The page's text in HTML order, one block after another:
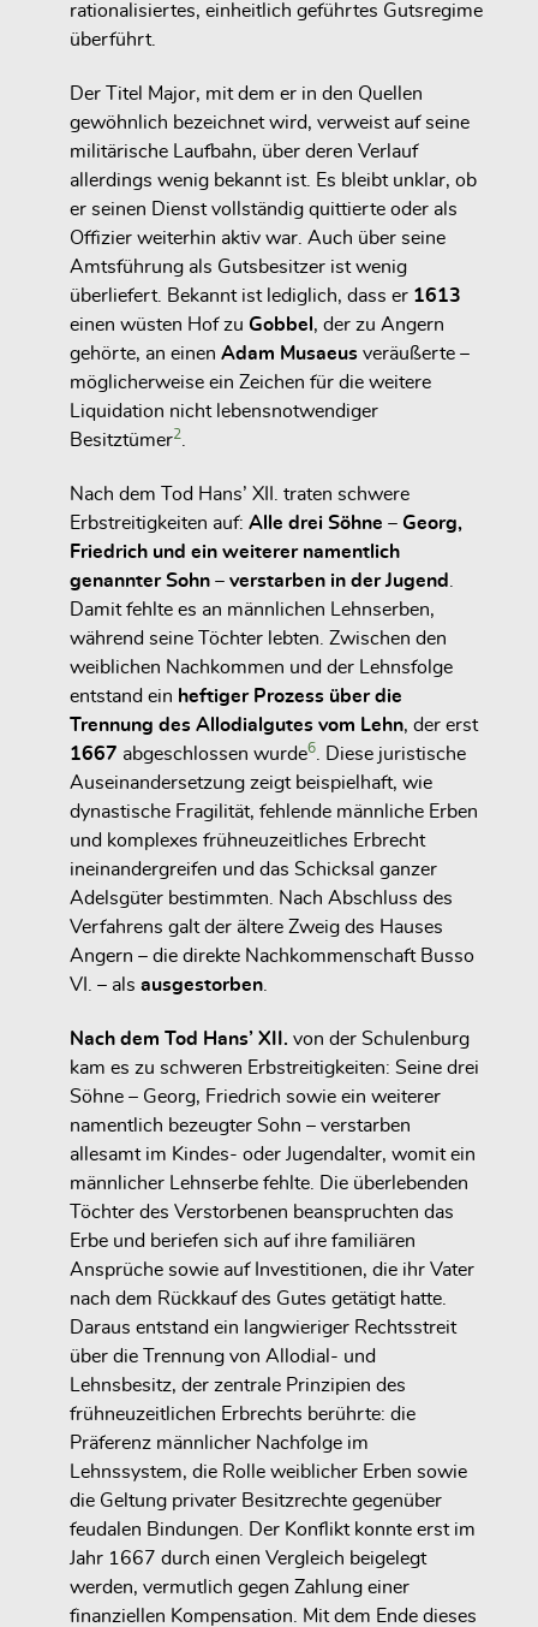
rationalisiertes, einheitlich geführtes Gutsregime
überführt.
Der Titel Major, mit dem er in den Quellen
gewöhnlich bezeichnet wird, verweist auf seine
militärische Laufbahn, über deren Verlauf
allerdings wenig bekannt ist. Es bleibt unklar, ob
er seinen Dienst vollständig quittierte oder als
Offizier weiterhin aktiv war. Auch über seine
Amtsführung als Gutsbesitzer ist wenig
überliefert. Bekannt ist lediglich, dass er 1613
einen wüsten Hof zu Gobbel , der zu Angern
gehörte, an einen Adam Musaeus veräußerte –
möglicherweise ein Zeichen für die weitere
Liquidation nicht lebensnotwendiger
Besitztümer2
Nach dem Tod Hans’ XII. traten schwere
Erbstreitigkeiten auf: Alle drei Söhne – Georg,
Friedrich und ein weiterer namentlich
genannter Sohn – verstarben in der Jugend
Damit fehlte es an männlichen Lehnserben,
während seine Töchter lebten. Zwischen den
weiblichen Nachkommen und der Lehnsfolge
entstand ein heftiger Prozess über die
Trennung des Allodialgutes vom Lehn, der erst
1667 abgeschlossen wurde6
. Diese juristische
Auseinandersetzung zeigt beispielhaft, wie
dynastische Fragilität, fehlende männliche Erben
und komplexes frühneuzeitliches Erbrecht
ineinandergreifen und das Schicksal ganzer
Adelsgüter bestimmten. Nach Abschluss des
Verfahrens galt der ältere Zweig des Hauses
Angern – die direkte Nachkommenschaft Busso
VI. – als ausgestorben
Nach dem Tod Hans’ XII. von der Schulenburg
kam es zu schweren Erbstreitigkeiten: Seine drei
Söhne – Georg, Friedrich sowie ein weiterer
namentlich bezeugter Sohn – verstarben
allesamt im Kindes- oder Jugendalter, womit ein
männlicher Lehnserbe fehlte. Die überlebenden
Töchter des Verstorbenen beanspruchten das
Erbe und beriefen sich auf ihre familiären
Ansprüche sowie auf Investitionen, die ihr Vater
nach dem Rückkauf des Gutes getätigt hatte.
Daraus entstand ein langwieriger Rechtsstreit
über die Trennung von Allodial- und
Lehnsbesitz, der zentrale Prinzipien des
frühneuzeitlichen Erbrechts berührte: die
Präferenz männlicher Nachfolge im
Lehnssystem, die Rolle weiblicher Erben sowie
die Geltung privater Besitzrechte gegenüber
feudalen Bindungen. Der Konflikt konnte erst im
Jahr 1667 durch einen Vergleich beigelegt
werden, vermutlich gegen Zahlung einer
finanziellen Kompensation. Mit dem Ende dieses